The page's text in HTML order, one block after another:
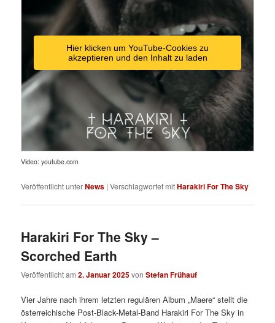
Hier klicken um YouTube-Cookies zu
akzeptieren und den Inhalt zu laden
Video: youtube.com
Veröffentlicht unterNews |Verschlagwortet mitHarakiri For The Sky
Harakiri For The Sky –
Scorched Earth
Veröffentlicht am2. Januar 2025vonStefan Frühauf
Vier Jahre nach ihrem letzten regulären Album „Maere“ stellt die
österreichische Post-Black-Metal-Band Harakiri For The Sky in